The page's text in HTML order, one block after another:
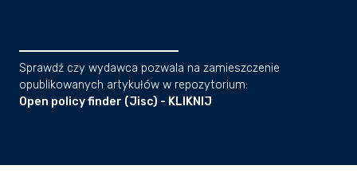
Sprawdź czy wydawca pozwala na zamieszczenie
opublikowanych artykułów w repozytorium:
Open policy finder (Jisc) - KLIKNIJ